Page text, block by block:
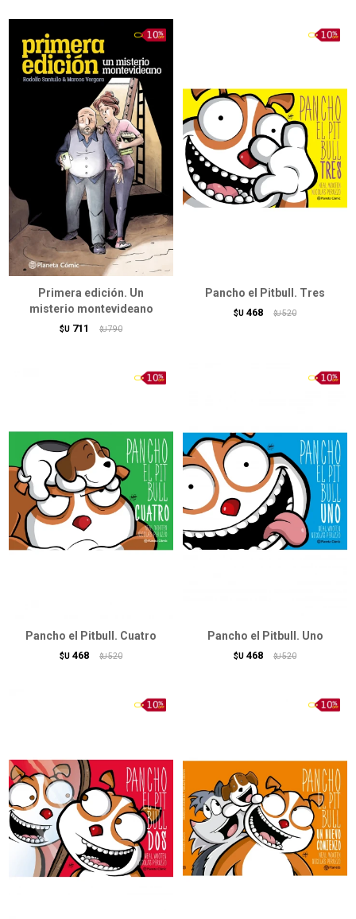
Primera edición. Un
misterio montevideano
$U 711 $U 790
Pancho el Pitbull. Tres
$U 468 $U 520
Pancho el Pitbull. Cuatro
$U 468 $U 520
Pancho el Pitbull. Uno
$U 468 $U 520